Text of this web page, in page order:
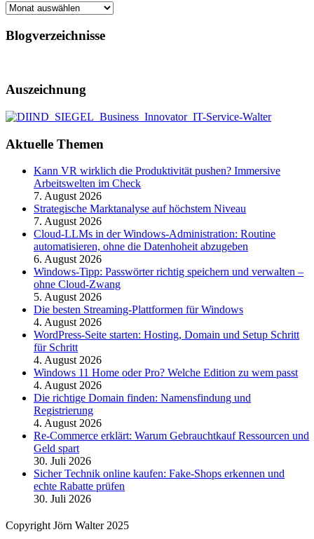
Archiv
Blogverzeichnisse
Auszeichnung
Aktuelle Themen
Kann VR wirklich die Produktivität pushen? Immersive
Arbeitswelten im Check
7. August 2026
Strategische Marktanalyse auf höchstem Niveau
7. August 2026
Cloud-LLMs in der Windows-Administration: Routine
automatisieren, ohne die Datenhoheit abzugeben
6. August 2026
Windows-Tipp: Passwörter richtig speichern und verwalten –
ohne Cloud-Zwang
5. August 2026
Die besten Streaming-Plattformen für Windows
4. August 2026
WordPress-Seite starten: Hosting, Domain und Setup Schritt
für Schritt
4. August 2026
Windows 11 Home oder Pro? Welche Edition zu wem passt
4. August 2026
Die richtige Domain finden: Namensfindung und
Registrierung
4. August 2026
Re-Commerce erklärt: Warum Gebrauchtkauf Ressourcen und
Geld spart
30. Juli 2026
Sicher Technik online kaufen: Fake-Shops erkennen und
echte Rabatte prüfen
30. Juli 2026
Copyright Jörn Walter 2025